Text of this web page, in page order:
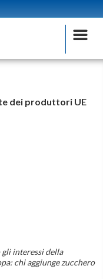
dei produttori UE
interessi della
chi aggiunge zucchero